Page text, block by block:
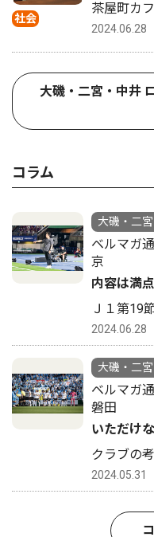
社会
茶屋町カ
2024.06.28
大磯・二宮・中井
コラム
大磯・二
ベルマガ
京
内容は満
Ｊ１第19
2024.06.28
大磯・二
ベルマガ
磐田
いただけ
クラブの
2024.05.31